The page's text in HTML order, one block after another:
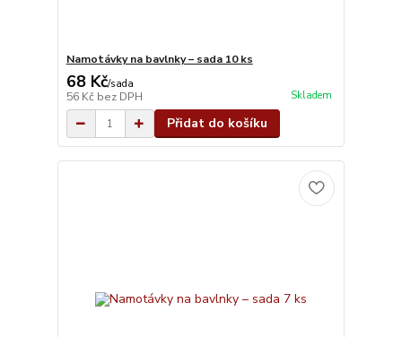
Namotávky na bavlnky – sada 10 ks
68 Kč/sada
56 Kč bez DPH Skladem
Přidat do košíku